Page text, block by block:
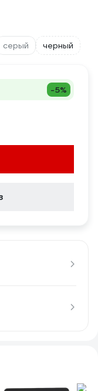
серый черный
-5%